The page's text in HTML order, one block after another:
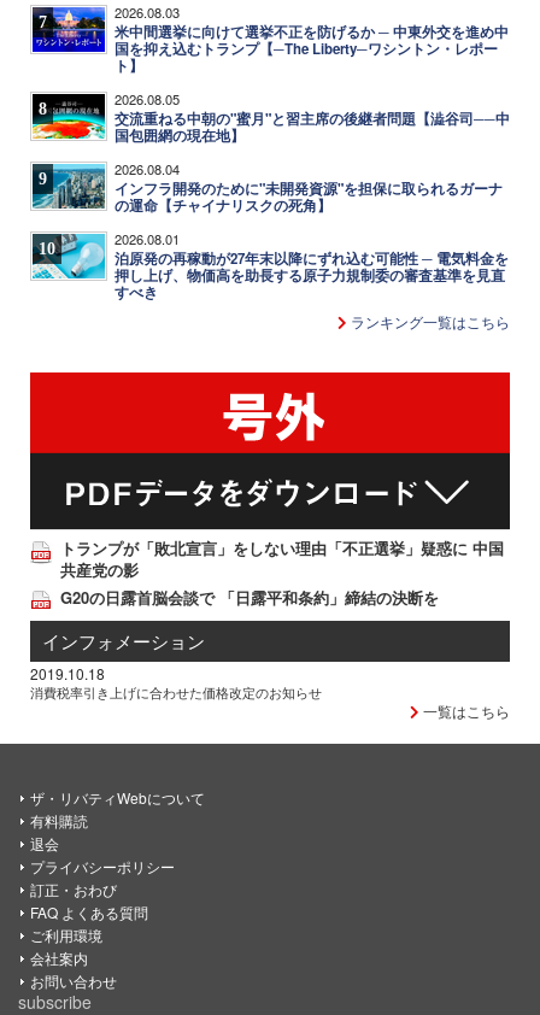
7 2026.08.03
米中間選挙に向けて選挙不正を防げるか ─ 中東外交を進め中
国を抑え込むトランプ【─The Liberty─ワシントン・レポー
ト】
8 2026.08.05
交流重ねる中朝の"蜜月"と習主席の後継者問題【澁谷司──中
国包囲網の現在地】
9 2026.08.04
インフラ開発のために"未開発資源"を担保に取られるガーナ
の運命【チャイナリスクの死角】
10 2026.08.01
泊原発の再稼動が27年末以降にずれ込む可能性 ─ 電気料金を
押し上げ、物価高を助長する原子力規制委の審査基準を見直
すべき
ランキング一覧はこちら
トランプが「敗北宣言」をしない理由「不正選挙」疑惑に 中国
共産党の影
G20の日露首脳会談で 「日露平和条約」締結の決断を
インフォメーション
2019.10.18
消費税率引き上げに合わせた価格改定のお知らせ
一覧はこちら
ザ・リバティWebについて
有料購読
退会
プライバシーポリシー
訂正・おわび
FAQ よくある質問
ご利用環境
会社案内
お問い合わせ
subscribe